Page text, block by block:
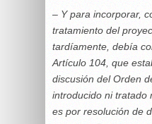
– Y para incorporar,
tratamiento del
tardíamente, debía
Artículo 104, que
discusión del Orden
introducido ni tratado
es por resolución de